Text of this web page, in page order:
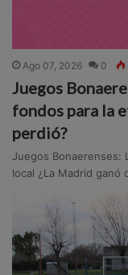
Ago 07, 2026 0
Juegos
fondos para la
perdió?
Juegos Bonaerenses:
local ¿La Madrid ganó